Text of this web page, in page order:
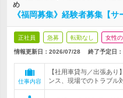
め
《福岡募集》経験者募集【
正社員 急募 転勤なし 女性
情報更新日：2026/07/28 終了予定日：
仕事内容
【社用車貸与／出張あ
ンス、現場でのトラブル